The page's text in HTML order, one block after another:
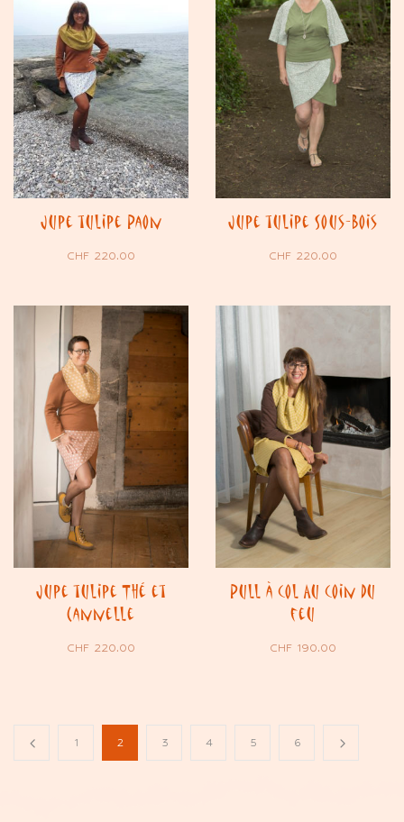
Jupe tulipe Paon
CHF 220.00
Jupe tulipe Sous-Bois
CHF 220.00
Jupe tulipe Thé et
Cannelle
CHF 220.00
Pull à col Au coin du
feu
CHF 190.00
1 2 3 4 5 6